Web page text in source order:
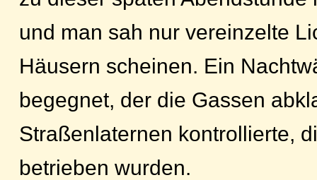
und man sah nur vereinzelte
Häusern scheinen. Ein
begegnet, der die Gassen
Straßenlaternen kontrollierte,
betrieben wurden.